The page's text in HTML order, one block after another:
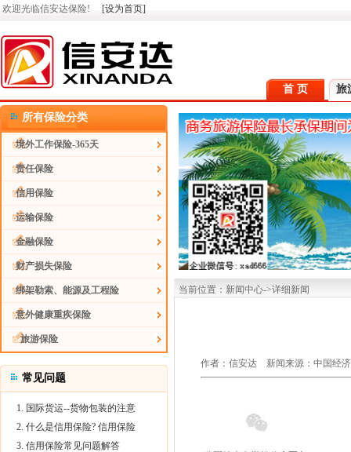
欢迎光临信安达保险! [设为首页]
首 页 旅
所有保险分类
境外工作保险-365天
责任保险
信用保险
运输保险
金融保险
财产损失保险
绑架勒索、能源及工程险
意外健康重疾保险
旅游保险
常见问题
1. 国际货运--货物包装的注意
2. 什么是信用保险? 信用保险
3. 信用保险常见问题解答
当前位置：新闻中心->详细新闻
作者： 信安达 新闻来源：中国经